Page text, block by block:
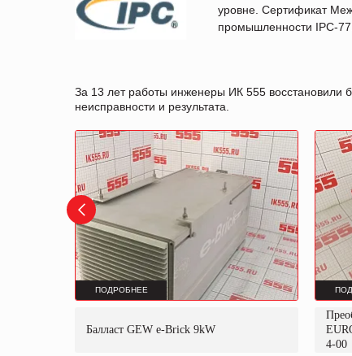
уровне. Сертификат
промышленности IPC-
За 13 лет работы инженеры ИК 555
неисправности и результата.
ПОДРОБНЕЕ
Балласт GEW e-Brick 9kW
4-00